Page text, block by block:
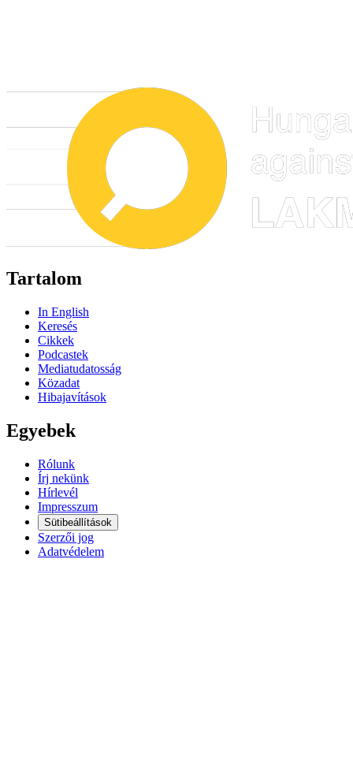
Tartalom
In English
Keresés
Cikkek
Podcastek
Mediatudatosság
Közadat
Hibajavítások
Egyebek
Rólunk
Írj nekünk
Hírlevél
Impresszum
Sütibeállítások
Szerzői jog
Adatvédelem